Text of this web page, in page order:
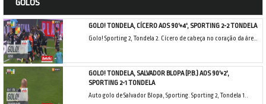
GOLOS
GOLO! TONDELA, CÍCERO AOS 90'+4', SPORTING 2-2 TONDELA
Golo! Sporting 2, Tondela 2. Cícero de cabeça no coração da área resultante do canto.
GOLO! TONDELA, SALVADOR BLOPA (P.B.) AOS 90'+2',
SPORTING 2-1 TONDELA
Auto golo de Salvador Blopa, Sporting. Sporting 2, Tondela 1..